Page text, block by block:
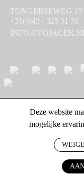
TONGERSEWEG
+31(0)43 - 325 31 70
Deze website
mogelijke